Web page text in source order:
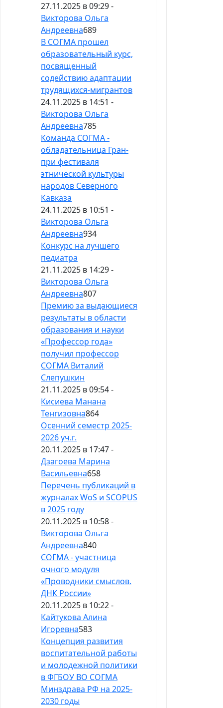
27.11.2025 в 09:29 -
Викторова Ольга
Андреевна689
В СОГМА прошел
образовательный курс,
посвященный
содействию адаптации
трудящихся-мигрантов
24.11.2025 в 14:51 -
Викторова Ольга
Андреевна785
Команда СОГМА -
обладательница Гран-
при фестиваля
этнической культуры
народов Северного
Кавказа
24.11.2025 в 10:51 -
Викторова Ольга
Андреевна934
Конкурс на лучшего
педиатра
21.11.2025 в 14:29 -
Викторова Ольга
Андреевна807
Премию за выдающиеся
результаты в области
образования и науки
«Профессор года»
получил профессор
СОГМА Виталий
Слепушкин
21.11.2025 в 09:54 -
Кисиева Манана
Тенгизовна864
Осенний семестр 2025-
2026 уч.г.
20.11.2025 в 17:47 -
Дзагоева Марина
Васильевна658
Перечень публикаций в
журналах WоS и SCOPUS
в 2025 году
20.11.2025 в 10:58 -
Викторова Ольга
Андреевна840
СОГМА - участница
очного модуля
«Проводники смыслов.
ДНК России»
20.11.2025 в 10:22 -
Кайтукова Алина
Игоревна583
Концепция развития
воспитательной работы
и молодежной политики
в ФГБОУ ВО СОГМА
Минздрава РФ на 2025-
2030 годы